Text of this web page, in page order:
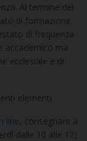
Al termine del
di formazione
di frequenza
accademico ma
ecclesiale e di
elementi
line , consegnare a
dalle 10 alle 12)